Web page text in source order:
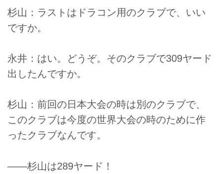
杉山：ラストはドラコン用のクラブで、いい
ですか。
永井：はい。どうぞ。そのクラブで309ヤード
出したんですか。
杉山：前回の日本大会の時は別のクラブで、
このクラブは今度の世界大会の時のために作
ったクラブなんです。
――杉山は289ヤード！